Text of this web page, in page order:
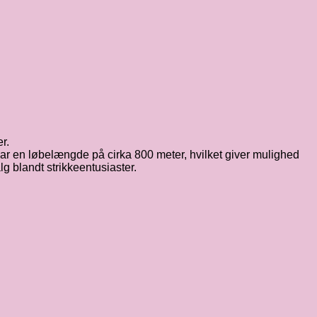
en løbelængde på cirka 800 meter, hvilket giver mulighed
blandt strikkeentusiaster.